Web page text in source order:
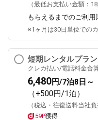
（最低お支払い金額：
もらえるまでのご利用
※1ヶ月は30日単位での
短期レンタルプラン
クレカ払い/電話料金合
6,480円/7泊8日～
（+500円/1泊）
（税込・往復送料当社負
59P獲得